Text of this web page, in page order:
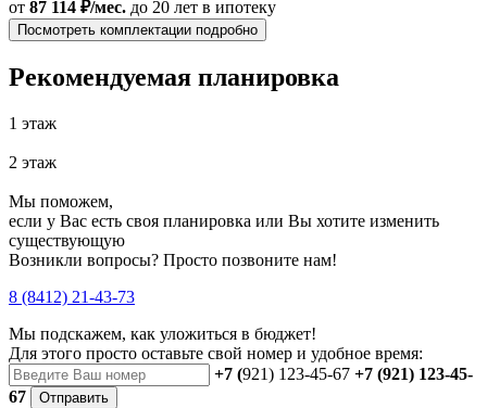
от 87 114 ₽/мес. до 20 лет в ипотеку
Посмотреть комплектации подробно
Рекомендуемая планировка
1 этаж
2 этаж
Мы поможем,
если у Вас есть своя планировка или Вы хотите изменить
существующую
Возникли вопросы? Просто позвоните нам!
8 (8412) 21-43-73
Мы подскажем, как уложиться в бюджет!
Для этого просто оставьте свой номер и удобное время:
+7 (921) 123-45-67 +7 (921) 123-45-
67
Отправить